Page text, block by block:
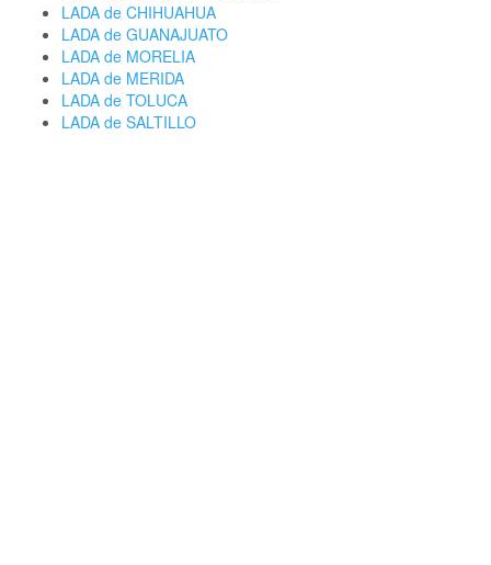
LADA de CHIHUAHUA
LADA de GUANAJUATO
LADA de MORELIA
LADA de MERIDA
LADA de TOLUCA
LADA de SALTILLO